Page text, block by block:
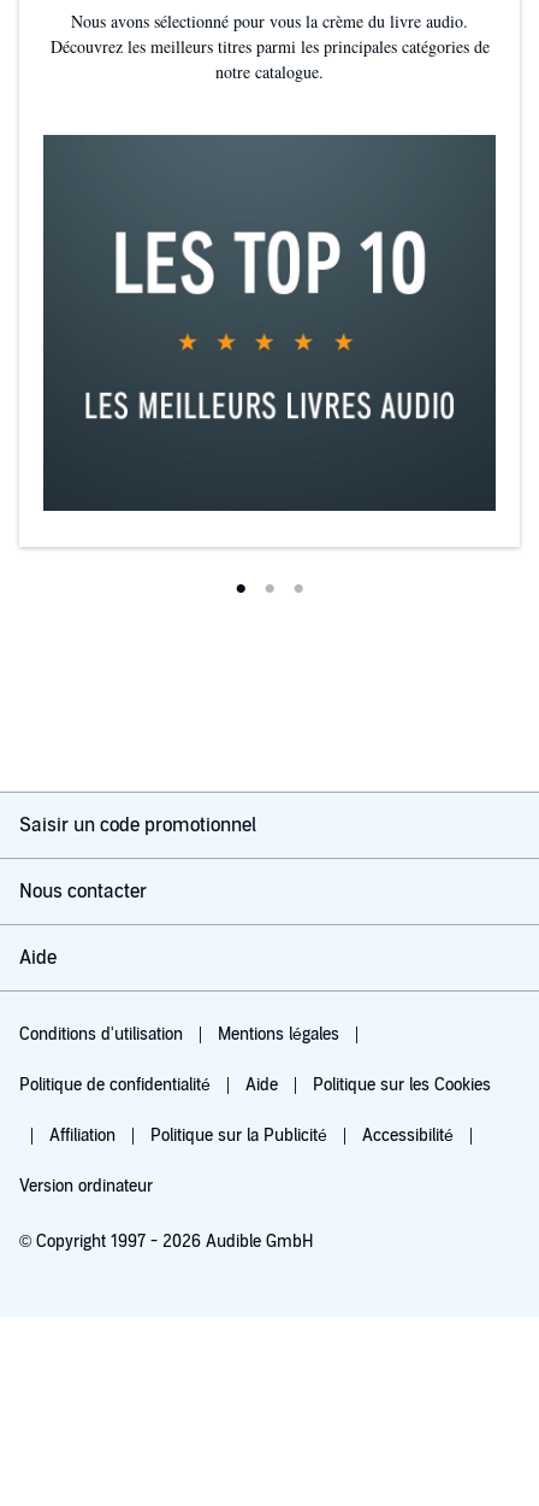
Nous avons sélectionné pour vous la crème du livre audio.
Découvrez les meilleurs titres parmi les principales catégories de
notre catalogue.
Saisir un code promotionnel
Nous contacter
Aide
Conditions d'utilisation Mentions légales
Politique de confidentialité Aide Politique sur les Cookies
Affiliation Politique sur la Publicité Accessibilité
Version ordinateur
© Copyright 1997 - 2026 Audible GmbH